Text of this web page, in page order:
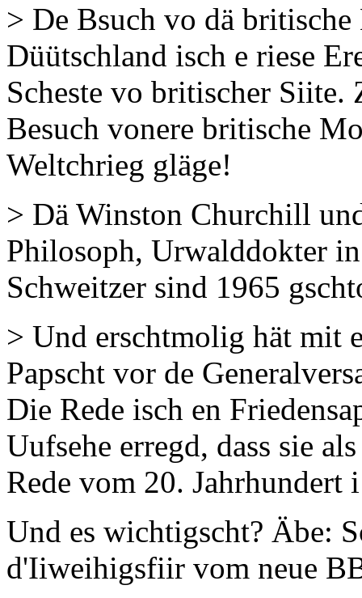
> De Bsuch vo dä
Düütschland isch e riese
Scheste vo britischer Siite.
Besuch vonere britische
Weltchrieg gläge!
> Dä Winston Churchill
Philosoph, Urwalddokter
Schweitzer sind 1965
> Und erschtmolig hät mit
Papscht vor de
Die Rede isch en
Uufsehe erregd, dass sie
Rede vom 20.
Und es wichtigscht? Äbe:
d'Iiweihigsfiir vom neue